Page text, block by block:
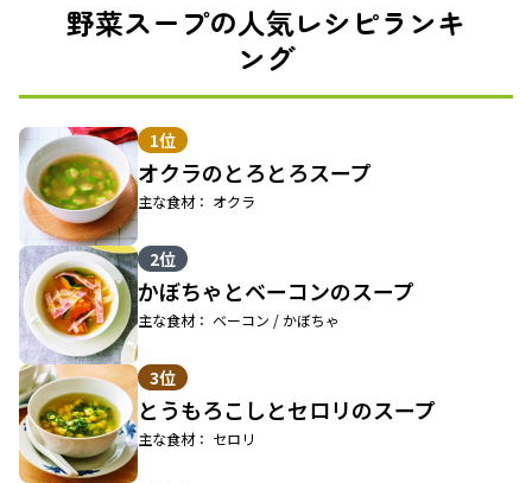
野菜スープの人気レシピランキ
ング
1位
オクラのとろとろスープ
主な食材： オクラ
2位
かぼちゃとベーコンのスープ
主な食材： ベーコン / かぼちゃ
3位
とうもろこしとセロリのスープ
主な食材： セロリ